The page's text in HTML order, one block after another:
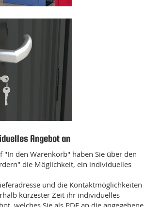
Angebot an
"In den Warenkorb" haben Sie über den
die Möglichkeit, ein individuelles
und die Kontaktmöglichkeiten
kürzester Zeit ihr individuelles